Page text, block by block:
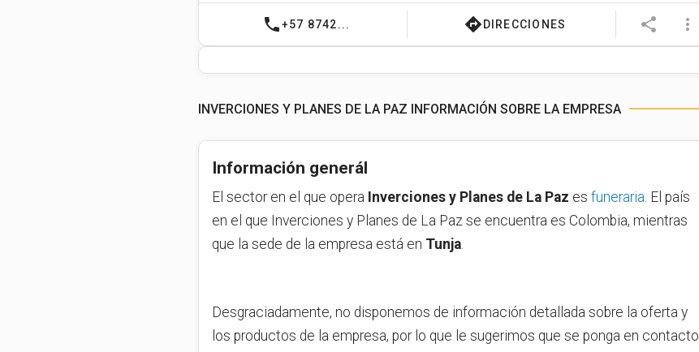
phone+57 8742... directions DIRECCIONES share more_vert
INVERCIONES Y PLANES DE LA PAZ INFORMACIÓN SOBRE LA EMPRESA
Información generál
El sector en el que opera Inverciones y Planes de La Paz es funeraria. El país
en el que Inverciones y Planes de La Paz se encuentra es Colombia, mientras
que la sede de la empresa está en Tunja.
Desgraciadamente, no disponemos de información detallada sobre la oferta y
los productos de la empresa, por lo que le sugerimos que se ponga en contacto